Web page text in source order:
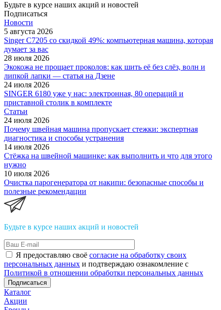
Будьте в курсе наших акций и новостей
Подписаться
Новости
5 августа 2026
Singer C7205 со скидкой 49%: компьютерная машина, которая
думает за вас
28 июля 2026
Экокожа не прощает проколов: как шить её без слёз, волн и
липкой лапки — статья на Дзене
24 июля 2026
SINGER 6180 уже у нас: электронная, 80 операций и
приставной столик в комплекте
Статьи
24 июля 2026
Почему швейная машина пропускает стежки: экспертная
диагностика и способы устранения
14 июля 2026
Стёжка на швейной машинке: как выполнить и что для этого
нужно
10 июля 2026
Очистка парогенератора от накипи: безопасные способы и
полезные рекомендации
Будьте в курсе наших акций и новостей
Я предоставляю своё согласие на обработку своих
персональных данных и подтверждаю ознакомление с
Политикой в отношении обработки персональных данных
Подписаться
Каталог
Акции